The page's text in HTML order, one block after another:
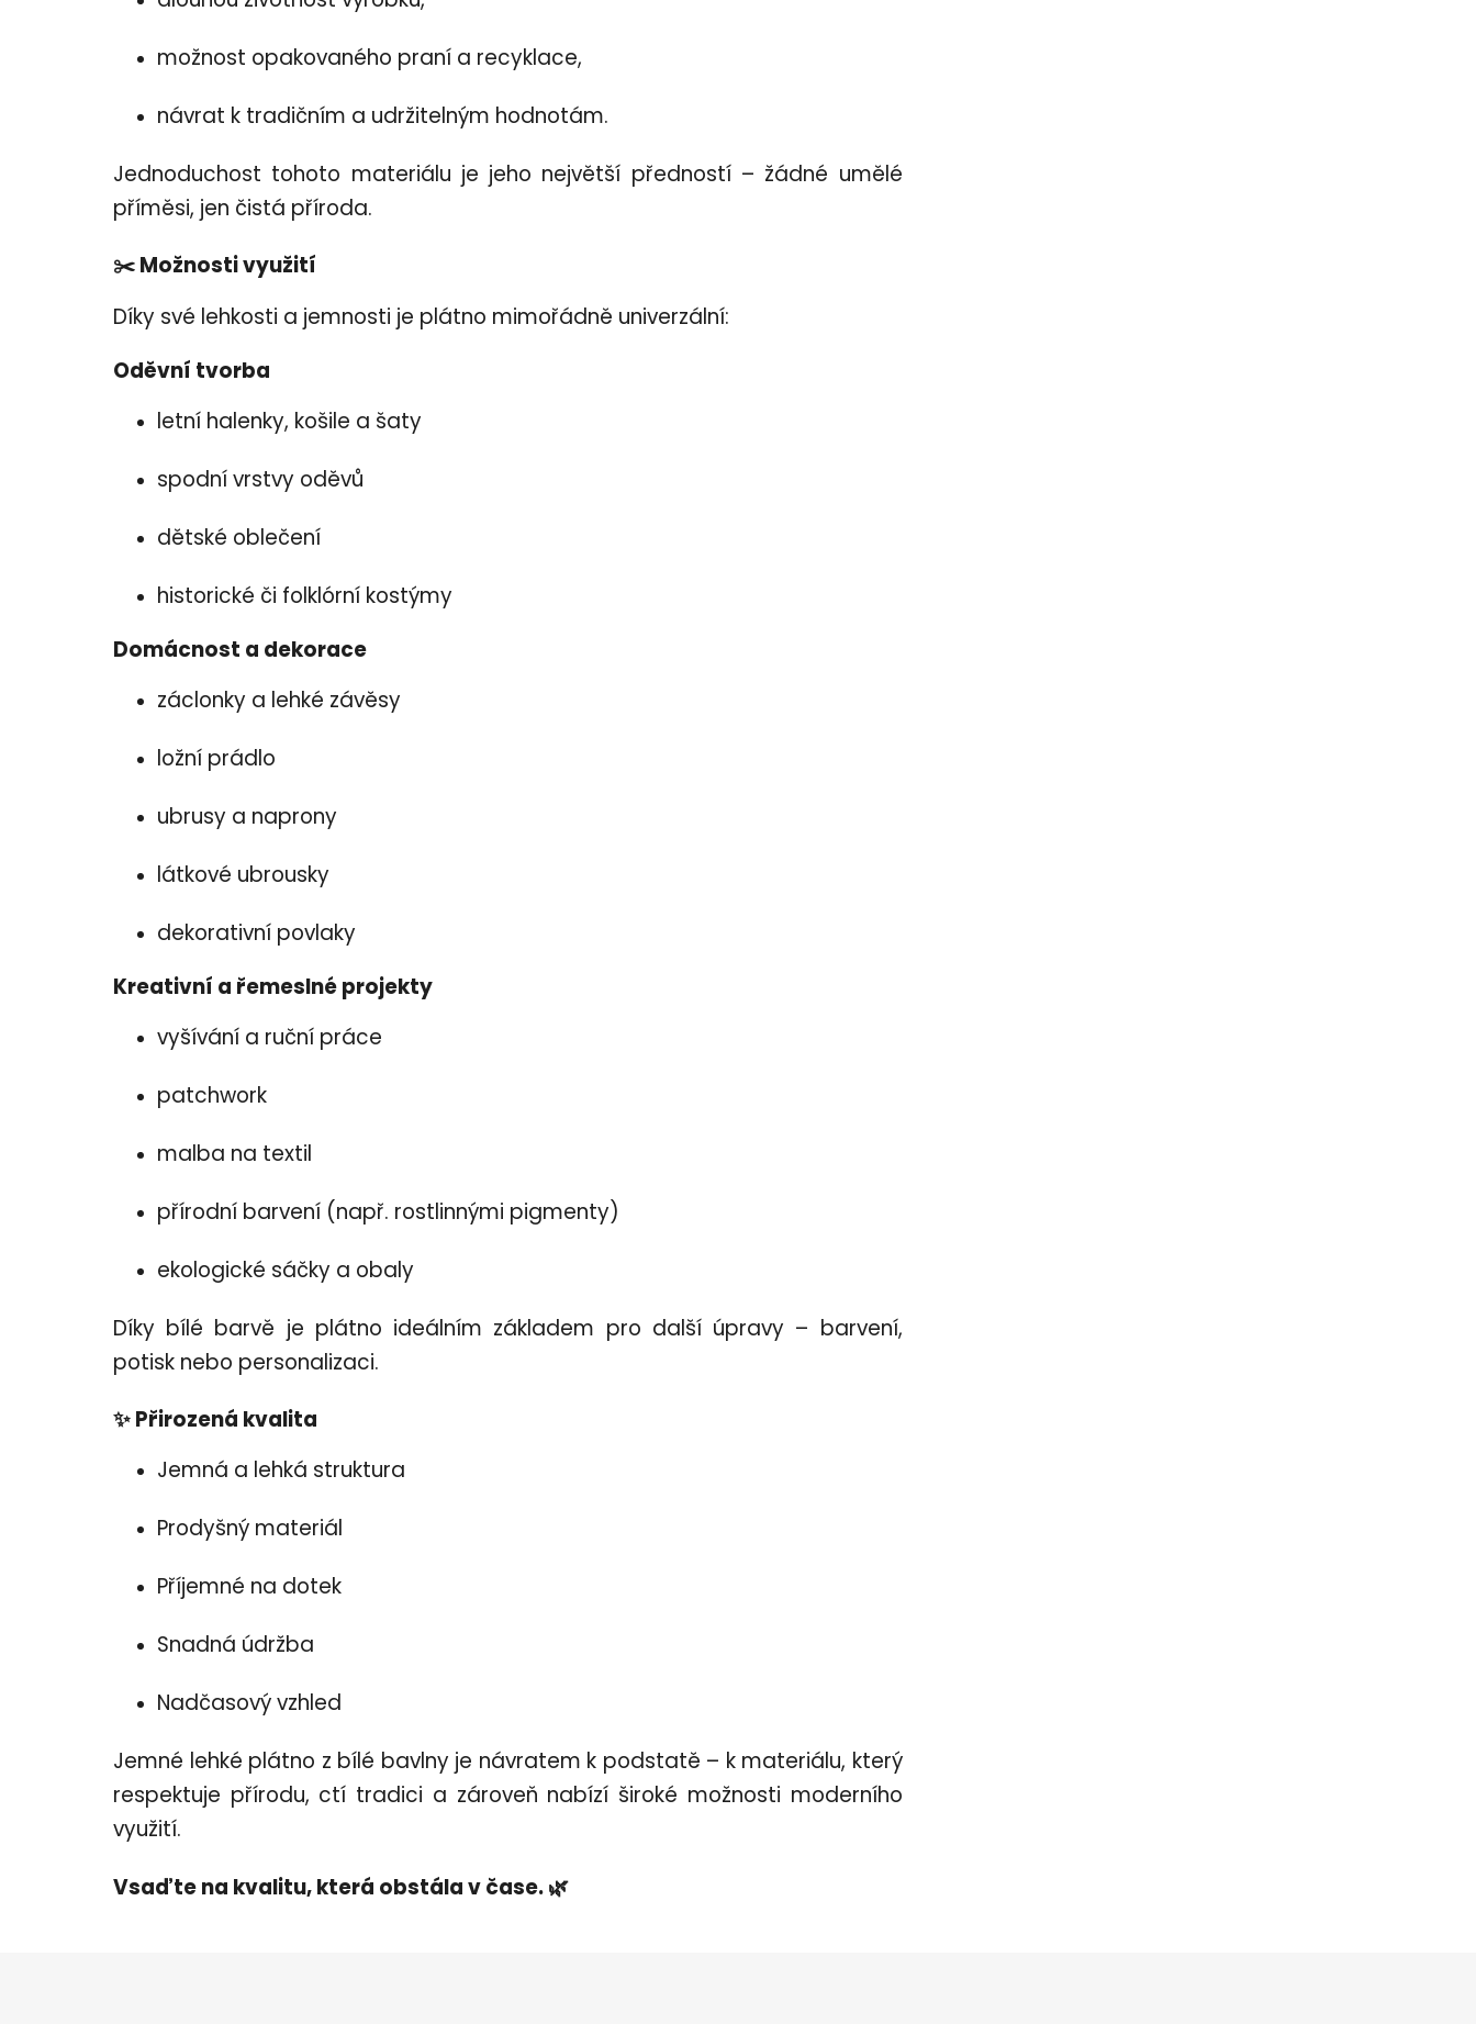
možnost opakovaného praní a recyklace,
návrat k tradičním a udržitelným hodnotám.
Jednoduchost tohoto materiálu je jeho největší předností – žádné umělé
příměsi, jen čistá příroda.
✂️ Možnosti využití
Díky své lehkosti a jemnosti je plátno mimořádně univerzální:
Oděvní tvorba
letní halenky, košile a šaty
spodní vrstvy oděvů
dětské oblečení
historické či folklórní kostýmy
Domácnost a dekorace
záclonky a lehké závěsy
ložní prádlo
ubrusy a naprony
látkové ubrousky
dekorativní povlaky
Kreativní a řemeslné projekty
vyšívání a ruční práce
patchwork
malba na textil
přírodní barvení (např. rostlinnými pigmenty)
ekologické sáčky a obaly
Díky bílé barvě je plátno ideálním základem pro další úpravy – barvení,
potisk nebo personalizaci.
✨ Přirozená kvalita
Jemná a lehká struktura
Prodyšný materiál
Příjemné na dotek
Snadná údržba
Nadčasový vzhled
Jemné lehké plátno z bílé bavlny je návratem k podstatě – k materiálu, který
respektuje přírodu, ctí tradici a zároveň nabízí široké možnosti moderního
využití.
Vsaďte na kvalitu, která obstála v čase. 🌿